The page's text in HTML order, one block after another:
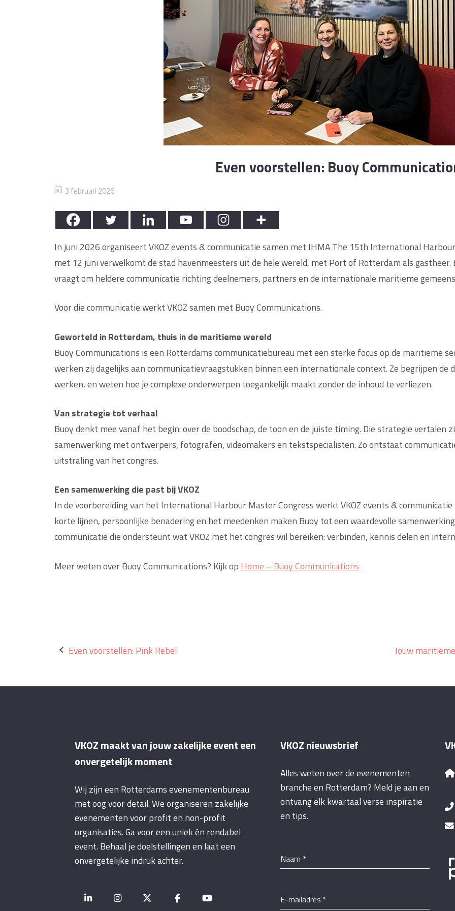
Even voorstellen: Buoy
3 februari 2026
In juni 2026 organiseert VKOZ events & communicatie samen met IHMA The 15th International
met 12 juni verwelkomt de stad havenmeesters uit de hele wereld, met Port of Rotterdam als
vraagt om heldere communicatie richting deelnemers, partners en de internationale maritieme
Voor die communicatie werkt VKOZ samen met Buoy Communications.
Geworteld in Rotterdam, thuis in de maritieme wereld
Buoy Communications is een Rotterdams communicatiebureau met een sterke focus op de maritieme
werken zij dagelijks aan communicatievraagstukken binnen een internationale context. Ze begrijpen de
werken, en weten hoe je complexe onderwerpen toegankelijk maakt zonder de inhoud te verliezen.
Van strategie tot verhaal
Buoy denkt mee vanaf het begin: over de boodschap, de toon en de juiste timing. Die strategie vertalen
samenwerking met ontwerpers, fotografen, videomakers en tekstspecialisten. Zo ontstaat
uitstraling van het congres.
Een samenwerking die past bij VKOZ
In de voorbereiding van het International Harbour Master Congress werkt VKOZ events &
korte lijnen, persoonlijke benadering en het meedenken maken Buoy tot een waardevolle
communicatie die ondersteunt wat VKOZ met het congres wil bereiken: verbinden, kennis delen en
Meer weten over Buoy Communications? Kijk op Home – Buoy Communications
Bericht
Even voorstellen: Pink Rebel Jouw
VKOZ maakt van jouw zakelijke event een
onvergetelijk moment
Wij zijn een Rotterdams evenementenbureau
met oog voor detail. We organiseren zakelijke
evenementen voor profit en non-profit
organisaties. Ga voor een uniek én rendabel
event. Behaal je doelstellingen en laat een
onvergetelijke indruk achter.
VKOZ nieuwsbrief
Alles weten over de evenementen
branche en Rotterdam? Meld je aan en
ontvang elk kwartaal verse inspiratie
en tips.
Naam *
E-mailadres *